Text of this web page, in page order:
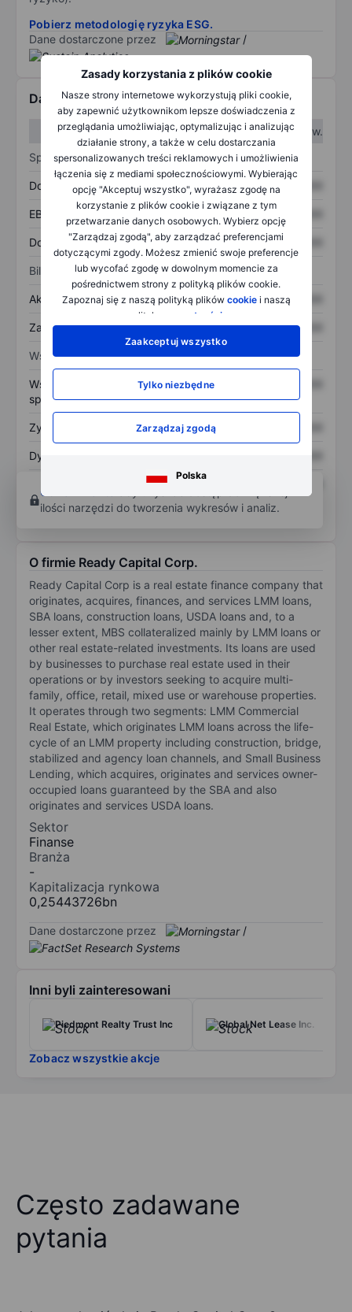
Zasady korzystania z plików cookie
Nasze strony internetowe wykorzystują pliki cookie,
aby zapewnić użytkownikom lepsze doświadczenia z
przeglądania umożliwiając, optymalizując i analizując
działanie strony, a także w celu dostarczania
spersonalizowanych treści reklamowych i umożliwienia
łączenia się z mediami społecznościowymi. Wybierając
opcję "Akceptuj wszystko", wyrażasz zgodę na
korzystanie z plików cookie i związane z tym
przetwarzanie danych osobowych. Wybierz opcję
"Zarządzaj zgodą", aby zarządzać preferencjami
dotyczącymi zgody. Możesz zmienić swoje preferencje
lub wycofać zgodę w dowolnym momencie za
pośrednictwem strony z polityką plików cookie.
Zapoznaj się z naszą polityką plików cookiei naszą
polityką
prywatności
Zaakceptuj wszystko
Tylko niezbędne
Zarządzaj zgodą
Polska
Pobierz metodologię ryzyka ESG.
Dane dostarczone przez
/
Dane finansowe
W I kw.
W II kw.
Sprawozdanie z zysków
Dochód XXXXXXX XXXXXXX
EBITDA XXXXXXX
Dochód netto XXXXXXX XXXXXXX
Bilans
Aktywa ogółem XXXXXXX XXXXXXX
Zadłużenie ogółem XXXXXXX XXXXXXX
Wskaźniki
Współczynnik cena do
sprzedaży
XXXXXXX
Zysk na akcję XXXXXXX
Dywidenda na akcję
własnego
XXXXXXX
Otwórz konto
ilości narzędzi do tworzenia wykresów i analiz.
O firmie Ready Capital Corp.
Ready Capital Corp is a real estate finance company that
originates, acquires, finances, and services LMM loans,
SBA loans, construction loans, USDA loans and, to a
lesser extent, MBS collateralized mainly by LMM loans or
other real estate-related investments. Its loans are used
by businesses to purchase real estate used in their
operations or by investors seeking to acquire multi-
family, office, retail, mixed use or warehouse properties.
It operates through two segments: LMM Commercial
Real Estate, which originates LMM loans across the life-
cycle of an LMM property including construction, bridge,
stabilized and agency loan channels, and Small Business
Lending, which acquires, originates and services owner-
occupied loans guaranteed by the SBA and also
originates and services USDA loans.
Sektor
Finanse
Branża
-
Kapitalizacja rynkowa
0,25443726bn
Dane dostarczone przez /
Inni byli zainteresowani
Piedmont Realty Trust Inc Global Net Lease Inc.
Zobacz wszystkie akcje
Często zadawane
pytania